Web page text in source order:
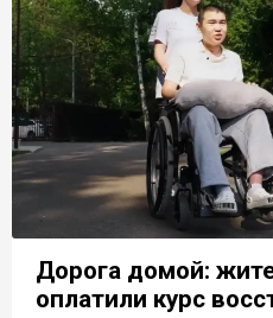
Дорога домой:
оплатили курс